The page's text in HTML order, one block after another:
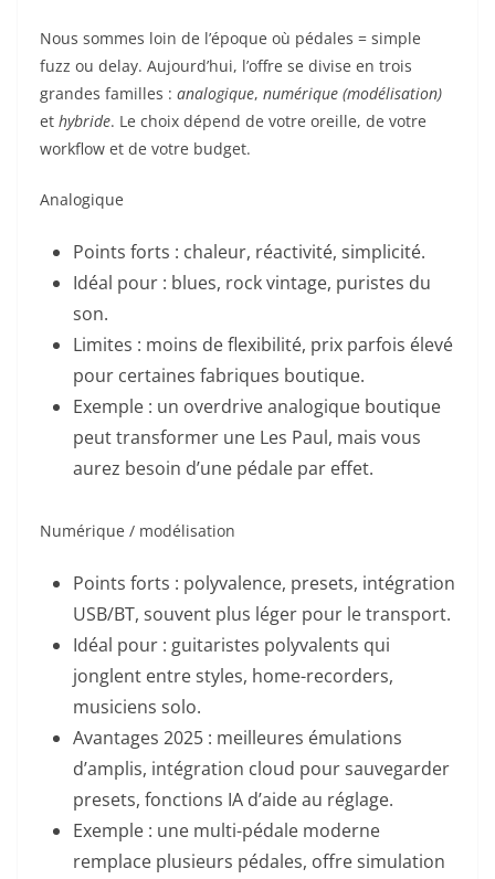
Nous sommes loin de l’époque où pédales = simple
fuzz ou delay. Aujourd’hui, l’offre se divise en trois
grandes familles : analogique, numérique (modélisation)
et hybride. Le choix dépend de votre oreille, de votre
workflow et de votre budget.
Analogique
Points forts : chaleur, réactivité, simplicité.
Idéal pour : blues, rock vintage, puristes du
son.
Limites : moins de flexibilité, prix parfois élevé
pour certaines fabriques boutique.
Exemple : un overdrive analogique boutique
peut transformer une Les Paul, mais vous
aurez besoin d’une pédale par effet.
Numérique / modélisation
Points forts : polyvalence, presets, intégration
USB/BT, souvent plus léger pour le transport.
Idéal pour : guitaristes polyvalents qui
jonglent entre styles, home-recorders,
musiciens solo.
Avantages 2025 : meilleures émulations
d’amplis, intégration cloud pour sauvegarder
presets, fonctions IA d’aide au réglage.
Exemple : une multi-pédale moderne
remplace plusieurs pédales, offre simulation